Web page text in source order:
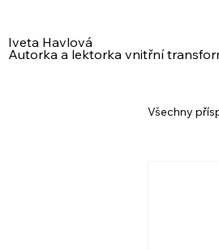
Iveta Havlová
Autorka a lektorka vnitřní
Všechny